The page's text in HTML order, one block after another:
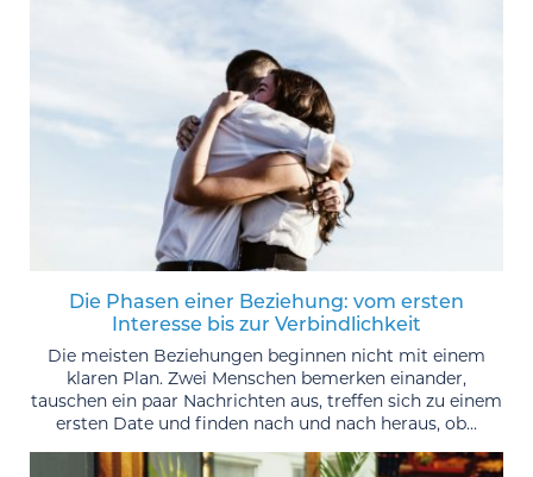
Die Phasen einer Beziehung: vom ersten
Interesse bis zur Verbindlichkeit
Die meisten Beziehungen beginnen nicht mit einem
klaren Plan. Zwei Menschen bemerken einander,
tauschen ein paar Nachrichten aus, treffen sich zu einem
ersten Date und finden nach und nach heraus, ob...